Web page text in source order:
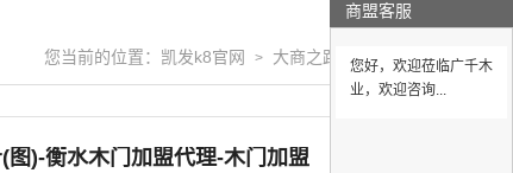
您当前的位置： 凯发k8官网 > 大商之路 >
图)-衡水木门加盟代理-木门加盟
商盟客服
您好，欢迎莅临广千木
业，欢迎咨询...